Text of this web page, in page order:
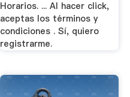
Horarios. ... Al hacer click,
aceptas los términos y
condiciones . Sí, quiero
registrarme.